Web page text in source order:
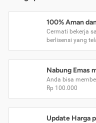
100% Aman
Cermati bekerja
berlisensi yang
Nabung Emas
Anda bisa
Rp 100.000
Update Harga